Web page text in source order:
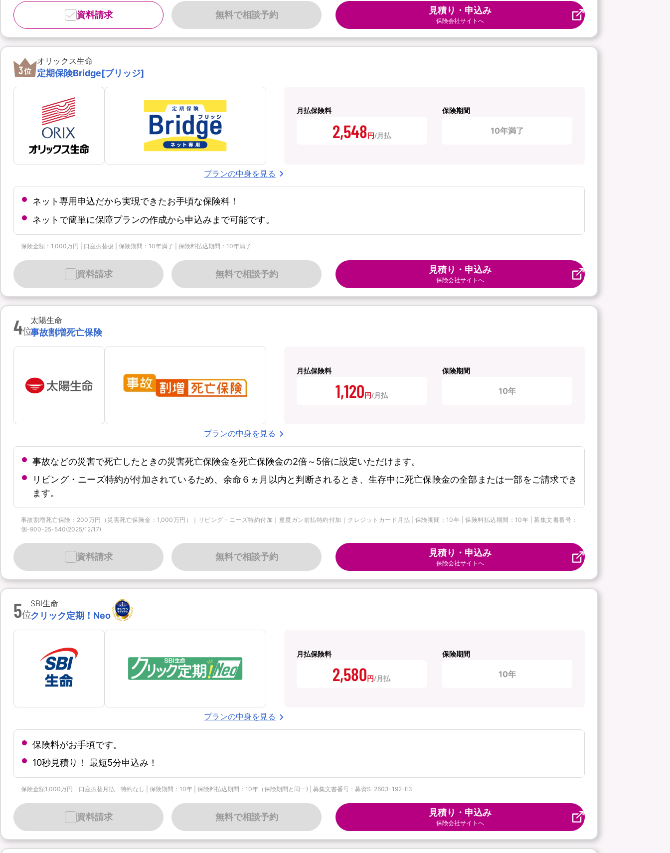
無料で相談予約
資料請求 見積り・申込み
保険会社サイトへ
3位
オリックス生命
定期保険Bridge[ブリッジ]
月払保険料
2,548円
保険期間
10年満了
プランの中身を見る
ネット専用申込だから実現できたお手頃な保険料！
ネットで簡単に保障プランの作成から申込みまで可能です。
保険金額：1,000万円 | 口座振替扱 | 保険期間：10年満了 | 保険料払込期間：10年満了
無料で相談予約
資料請求 見積り・申込み
保険会社サイトへ
4位
太陽生命
事故割増死亡保険
月払保険料
1,120円
保険期間
10年
プランの中身を見る
事故などの災害で死亡したときの災害死亡保険金を死亡保険金の2倍～5倍に設定いただけます。
リビング・ニーズ特約が付加されているため、余命６ヵ月以内と判断されるとき、生存中に死亡保険金の全部または一部をご請求でき
ます。
事故割増死亡保険：200万円（災害死亡保険金：1,000万円）｜リビング・ニーズ特約付加｜重度ガン前払特約付加｜クレジットカード月払 | 保険期間：10年 | 保険料払込期間：10年 | 募集文書番号：
個-900-25-540(2025/12/17)
無料で相談予約
資料請求 見積り・申込み
保険会社サイトへ
5位
SBI生命
クリック定期！Neo
月払保険料
2,580円
保険期間
10年
プランの中身を見る
保険料がお手頃です。
10秒見積り！ 最短5分申込み！
保険金額1,000万円 口座振替月払 特約なし | 保険期間：10年 | 保険料払込期間：10年（保険期間と同一) | 募集文書番号：募資S-2603-192-E3
無料で相談予約
資料請求 見積り・申込み
保険会社サイトへ